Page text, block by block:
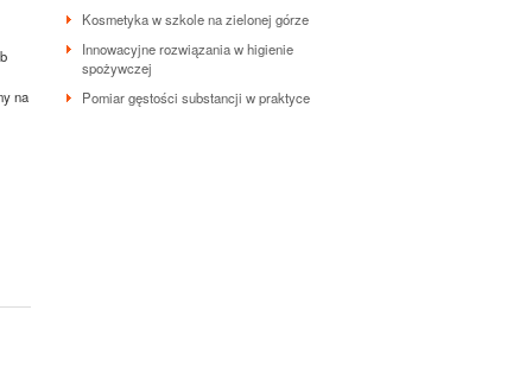
na
Kosmetyka w szkole na zielonej górze
Innowacyjne rozwiązania w higienie
spożywczej
Pomiar gęstości substancji w praktyce